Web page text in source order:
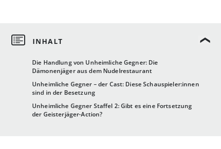
Die Handlung von Unheimliche Gegner: Die
Dämonenjäger aus dem Nudelrestaurant
Unheimliche Gegner – der Cast: Diese Schauspieler:innen
sind in der Besetzung
Unheimliche Gegner Staffel 2: Gibt es eine Fortsetzung
der Geisterjäger-Action?